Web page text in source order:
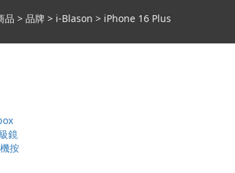
品 > 品牌 > i-Blason > iPhone 16 Plus